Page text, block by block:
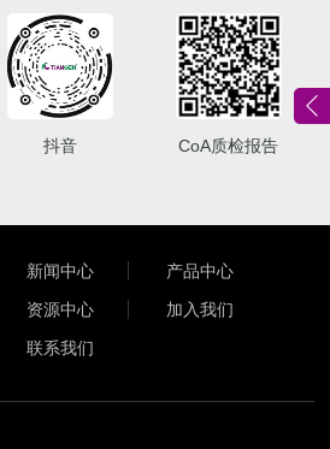
抖音 CoA质检报告
新闻中心
产品中心
资源中心
加入我们
联系我们